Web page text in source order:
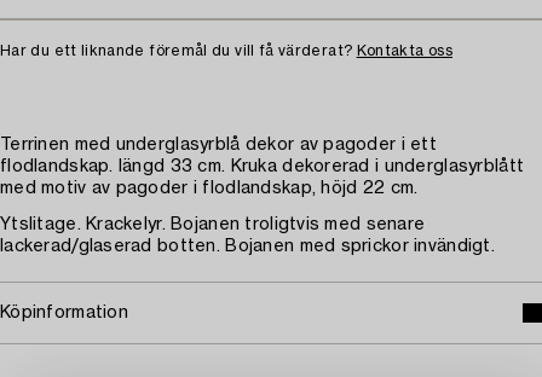
Har du ett liknande föremål du vill få värderat? Kontakta oss
Terrinen med underglasyrblå dekor av pagoder i ett
flodlandskap. längd 33 cm. Kruka dekorerad i underglasyrblått
med motiv av pagoder i flodlandskap, höjd 22 cm.
Ytslitage. Krackelyr. Bojanen troligtvis med senare
lackerad/glaserad botten. Bojanen med sprickor invändigt.
Köpinformation